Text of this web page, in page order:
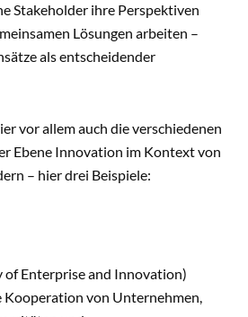
Stakeholder ihre Perspektiven
Lösungen arbeiten –
als entscheidender
vor allem auch die verschiedenen
Ebene Innovation im Kontext von
– hier drei Beispiele:
Enterprise and Innovation)
von Unternehmen,